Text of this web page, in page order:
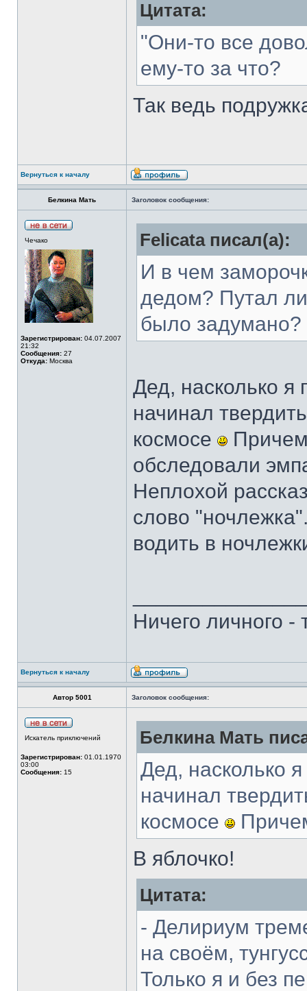
Цитата:
"Они-то все
ему-то за что?
Так ведь
Вернуться к началу
Белкина Мать Заголовок сообщения:
Чечако
Зарегистрирован: 04.07.2007
21:32
Сообщения: 27
Откуда: Москва
Felicata писал(а):
И в чем
дедом? Путал
было задумано?
Дед, насколько я
начинал
космосе
обследовали
Неплохой
слово
водить в
Ничего личного -
Вернуться к началу
Автор 5001 Заголовок сообщения:
Искатель приключений
Зарегистрирован: 01.01.1970
03:00
Сообщения: 15
Белкина Мать
Дед, насколько
начинал
космосе
В яблочко!
Цитата:
- Делириум
на своём,
Только я и без